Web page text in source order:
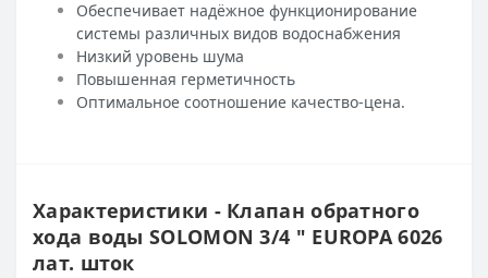
Обеспечивает надёжное функционирование
системы различных видов водоснабжения
Низкий уровень шума
Повышенная герметичность
Оптимальное соотношение качество-цена.
Характеристики - Клапан обратного
хода воды SOLOMON 3/4 ″ EUROPA 6026
лат. шток